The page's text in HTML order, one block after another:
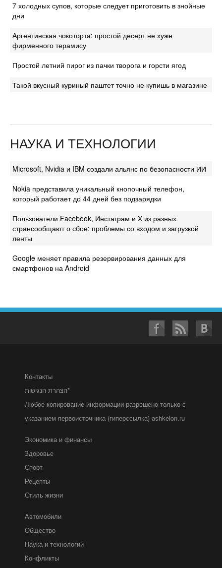
7 холодных супов, которые следует приготовить в знойные
дни
Аргентинская чокоторта: простой десерт не хуже
фирменного терамису
Простой летний пирог из пачки творога и горсти ягод
Такой вкусный куриный паштет точно не купишь в магазине
НАУКА И ТЕХНОЛОГИИ
Microsoft, Nvidia и IBM создали альянс по безопасности ИИ
Nokia представила уникальный кнопочный телефон,
который работает до 44 дней без подзарядки
Пользователи Facebook, Инстаграм и Х из разных
странсообщают о сбое: проблемы со входом и загрузкой
ленты
Google меняет правила резервирования данных для
смартфонов на Android
Контакты
הצהרת הנגישות*
Любое копирование информации разрешено только с
указанием первоисточника (гиперссылка) ashkelon.ru
Экономика и финансы
Здоровье
Спорт
Рецепты
Стиль жизни
Автомобили
Общество
Наука и технологии
Конфликты